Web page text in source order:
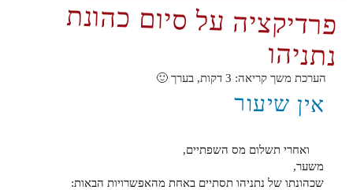
פרדיקציה על סיום כהונת
נתניהו
הערכת משך קריאה: 3 דקות, בערך 🙂
אין שיעור
ואחרי תשלום מס השפתיים,
משער,
שכהונתו של נתניהו תסתיים באחת מהאפשרויות הבאות: